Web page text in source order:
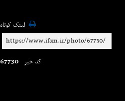
لینک کوتاه
کد خبر 67730